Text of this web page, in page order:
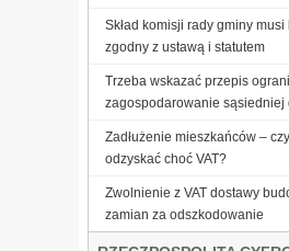
Skład komisji rady gminy musi
zgodny z ustawą i statutem
Trzeba wskazać przepis
zagospodarowanie sąsiedniej
Zadłużenie mieszkańców –
odzyskać choć VAT?
Zwolnienie z VAT dostawy
zamian za odszkodowanie